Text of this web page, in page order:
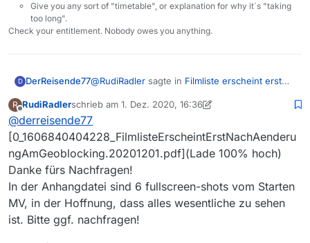
Give you any sort of "timetable", or explanation for why it´s "taking
too long".
Check your entitlement. Nobody owes you anything.
D DerReisende77@RudiRadler sagte in Filmliste erscheint erst
Nachfragen!
MediathekView 13.6.0
Betriebssystem: Windows 10 Version
2004
Viele Grüße und nochmals Dank
von Rudi
Dein Screenshot zeigt, dass 256 Filme von
428913 angezeigt werden. Das ist die Größe
des Ergebnisses deiner ganzen Einstellungen.
Die 1ganz links sagt eindeutig aus dass in der
Von der Logik her muß daher irgendetwas
angezeigt werden.
Es wäre mal sehr gut einen kompletten
Screenshot des Programms zu bekommen um
Filter-Fenster).
Einstellungen der Spalten komplett verhunzt
sind. Die kannst Du über das Kontextmenü der
Aber letztendlich ohne einen kompletten
R
Offline
RudiRadlerschrieb am 1. Dez. 2020, 16:36
zuletzt editiert von RudiRadler12. Jan. 2020, 17:38
@derreisende77
[0_1606840404228_FilmlisteErscheintErstNachAenderu
ngAmGeoblocking.20201201.pdf](Lade 100% hoch)
Danke fürs Nachfragen!
In der Anhangdatei sind 6 fullscreen-shots vom Starten
MV, in der Hoffnung, dass alles wesentliche zu sehen
ist. Bitte ggf. nachfragen!